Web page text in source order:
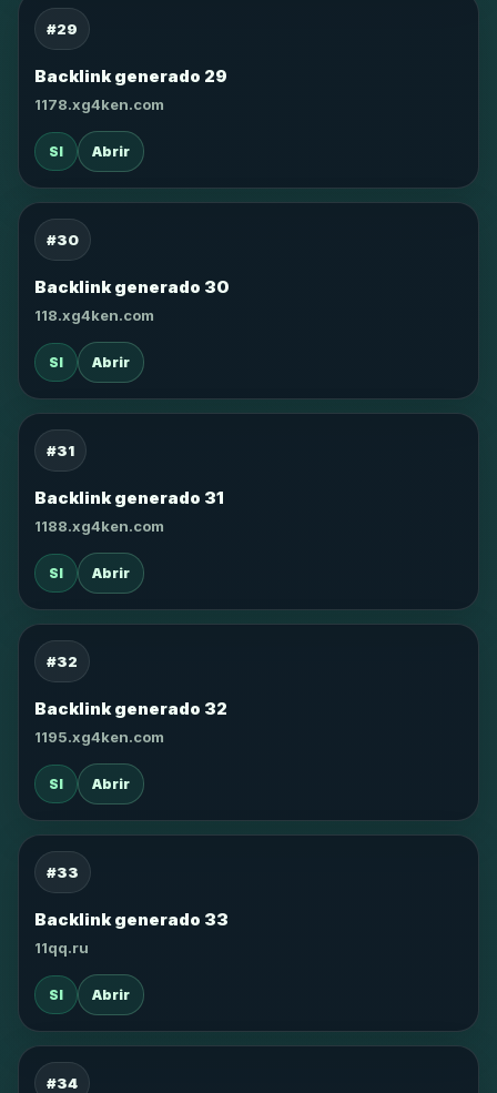
#29
Backlink generado 29
1178.xg4ken.com
SI Abrir
#30
Backlink generado 30
118.xg4ken.com
SI Abrir
#31
Backlink generado 31
1188.xg4ken.com
SI Abrir
#32
Backlink generado 32
1195.xg4ken.com
SI Abrir
#33
Backlink generado 33
11qq.ru
SI Abrir
#34